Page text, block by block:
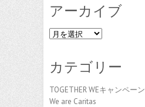
アーカイブ
ア
イ
カテゴリー
TOGETHER WEキャンペーン
We are Caritas